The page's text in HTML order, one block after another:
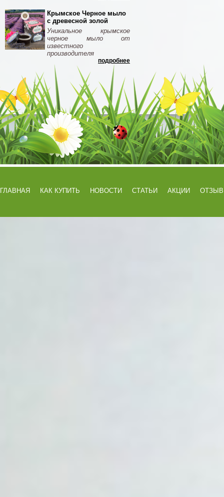
Крымское Черное мыло
с древесной золой
Уникальное крымское
черное мыло от
известного
производителя
подробнее
ГЛАВНАЯ КАК КУПИТЬ НОВОСТИ СТАТЬИ АКЦИИ